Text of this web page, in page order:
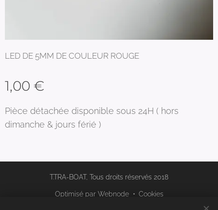
LED DE 5MM DE COULEUR ROUGE
1,00 €
Pièce détachée disponible sous 24H ( hors
dimanche & jours férié )
T.TRA-BOAT, Tous droits réservés 2018
Optimisé par Webnode Cookies